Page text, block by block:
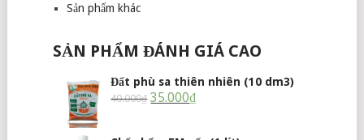
Sản phẩm khác
SẢN PHẨM ĐÁNH GIÁ CAO
Đất phù sa thiên nhiên (10 dm3)
40.000₫ 35.000₫